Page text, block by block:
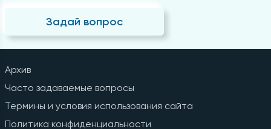
Задай вопрос
Архив
Часто задаваемые вопросы
Термины и условия использования сайта
Политика конфиденциальности